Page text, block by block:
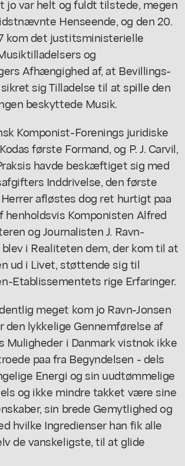
jo var helt og fuldt tilstede, megen
Henseende, og den 20.
kom det justitsministerielle
og
Afhængighed af, at Bevillings-
sig Tilladelse til at spille den
beskyttede Musik.
Komponist-Forenings juridiske
første Formand, og P. J. Carvil,
havde beskæftiget sig med
Inddrivelse, den første
afløstes dog ret hurtigt paa
henholdsvis Komponisten Alfred
og Journalisten J. Ravn-
blev i Realiteten dem, der kom til at
ud i Livet, støttende sig til
Etablissementets rige Erfaringer.
meget kom jo Ravn-Jonsen
lykkelige Gennemførelse af
Muligheder i Danmark vistnok ikke
paa fra Begyndelsen - dels
Energi og sin uudtømmelige
og ikke mindre takket være sine
sin brede Gemytlighed og
hvilke Ingredienser han fik alle
de vanskeligste, til at glide